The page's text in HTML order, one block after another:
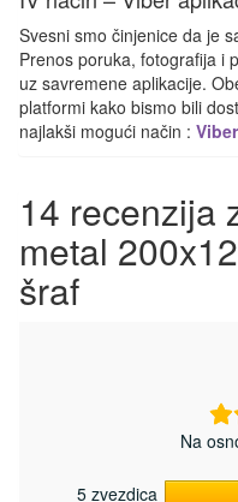
Svesni smo činjenice da je
Prenos poruka, fotografija i
uz savremene aplikacije.
platformi kako bismo bili
najlakši mogući način :
14 recenzija
metal
šraf
Na
5 zvezdica